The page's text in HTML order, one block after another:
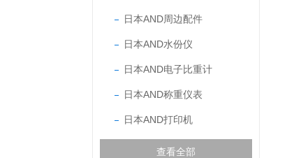
日本AND周边配件
日本AND水份仪
日本AND电子比重计
日本AND称重仪表
日本AND打印机
查看全部